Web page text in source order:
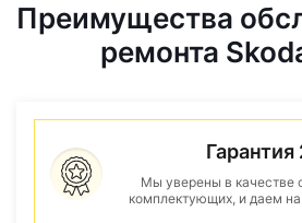
Преимущества
ремонта
Гарантия
Мы уверены в качестве
комплектующих, и даем